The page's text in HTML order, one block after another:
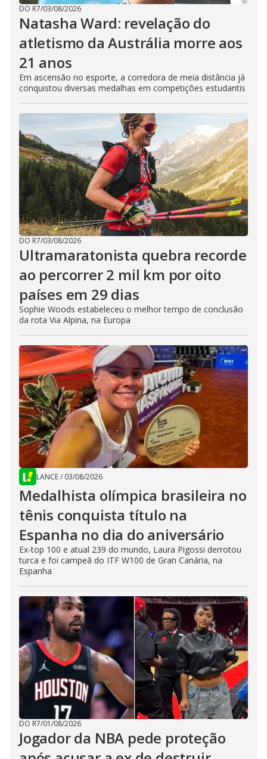
DO R7/03/08/2026
Natasha Ward: revelação do
atletismo da Austrália morre aos
21 anos
Em ascensão no esporte, a corredora de meia distância já
conquistou diversas medalhas em competições estudantis
DO R7/03/08/2026
Ultramaratonista quebra recorde
ao percorrer 2 mil km por oito
países em 29 dias
Sophie Woods estabeleceu o melhor tempo de conclusão
da rota Via Alpina, na Europa
LANCE/ 03/08/2026
Medalhista olímpica brasileira no
tênis conquista título na
Espanha no dia do aniversário
Ex-top 100 e atual 239 do mundo, Laura Pigossi derrotou
turca e foi campeã do ITF W100 de Gran Canária, na
Espanha
DO R7/01/08/2026
Jogador da NBA pede proteção